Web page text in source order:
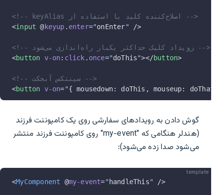
<!-- keyAlias اصلاح‌کننده کلید با استفاده از -->
<input @ keyup . enter="onEnter" />
<!-- رویداد کلیک حداکثر یکبار راه‌اندازی می‌شود -->
<button v-on: click . once="doThis"></button>
<!-- سینتکس آبجکت -->
<button v-on="{ mousedown: doThis, mouseup: doThat
گوش دادن به رویدادهای سفارشی روی یک کامپوننت فرزند
(هندلر هنگامی که "my-event" روی کامپوننت فرزند منتشر
می‌شود صدا زده می‌شود):
template
<MyComponent @my-event="handleThis" />